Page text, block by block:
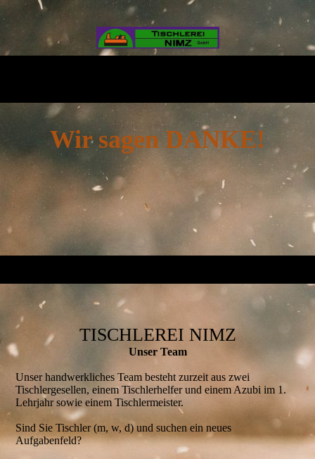
Wir sagen DANKE!
TISCHLEREI NIMZ
Unser Team
Unser handwerkliches Team besteht zurzeit aus zwei
Tischlergesellen, einem Tischlerhelfer und einem Azubi im 1.
Lehrjahr sowie einem Tischlermeister.
Sind Sie Tischler (m, w, d) und suchen ein neues
Aufgabenfeld?